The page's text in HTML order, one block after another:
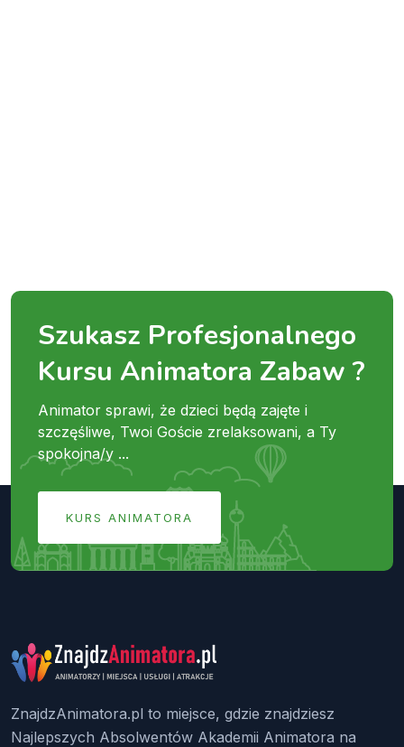
Szukasz Profesjonalnego
Kursu Animatora Zabaw ?
Animator sprawi, że dzieci będą zajęte i
szczęśliwe, Twoi Goście zrelaksowani, a Ty
spokojna/y ...
KURS ANIMATORA
ZnajdzAnimatora.pl to miejsce, gdzie znajdziesz
Najlepszych Absolwentów Akademii Animatora na